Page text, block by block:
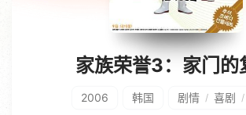
家族荣誉3：家门的
2006 韩国 剧情 / 喜剧 /